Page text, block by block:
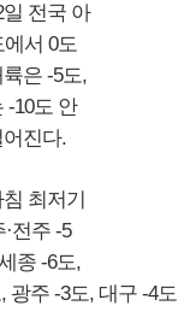
전국 아
서 0도
은 -5도,
-10도 안
진다.
최저기
전주 -5
종 -6도,
광주 -3도, 대구 -4